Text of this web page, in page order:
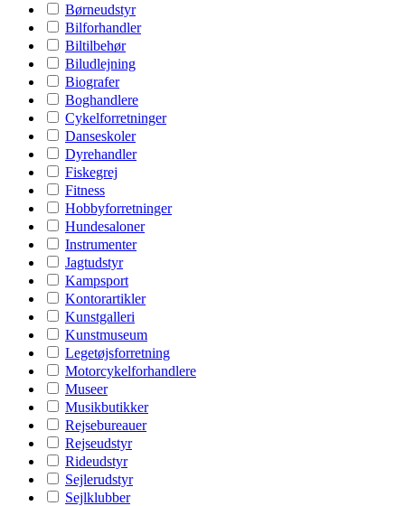
Børneudstyr
Bilforhandler
Biltilbehør
Biludlejning
Biografer
Boghandlere
Cykelforretninger
Danseskoler
Dyrehandler
Fiskegrej
Fitness
Hobbyforretninger
Hundesaloner
Instrumenter
Jagtudstyr
Kampsport
Kontorartikler
Kunstgalleri
Kunstmuseum
Legetøjsforretning
Motorcykelforhandlere
Museer
Musikbutikker
Rejsebureauer
Rejseudstyr
Rideudstyr
Sejlerudstyr
Sejlklubber